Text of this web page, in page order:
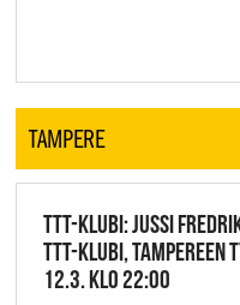
TAMPERE
TTT-KLUBI: JUSSI
TTT-KLUBI, TAMPEREEN
12.3. KLO 22:00